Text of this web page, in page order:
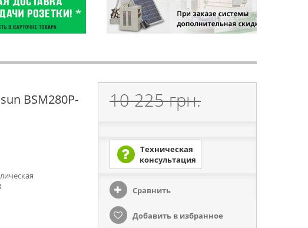
BSM280P-
10 225 грн.
Техническая
консультация
Сравнить
Добавить в избранное